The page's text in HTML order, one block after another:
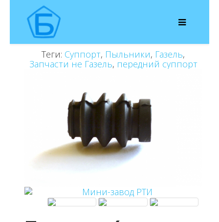
Теги: Суппорт, Пыльники, Газель,
Запчасти не Газель, передний суппорт